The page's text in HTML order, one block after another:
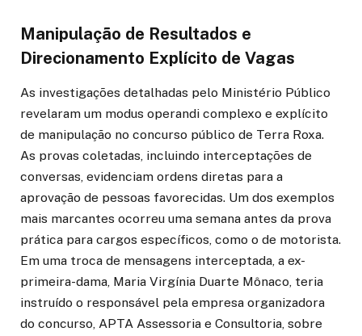
Manipulação de Resultados e
Direcionamento Explícito de Vagas
As investigações detalhadas pelo Ministério Público
revelaram um modus operandi complexo e explícito
de manipulação no concurso público de Terra Roxa.
As provas coletadas, incluindo interceptações de
conversas, evidenciam ordens diretas para a
aprovação de pessoas favorecidas. Um dos exemplos
mais marcantes ocorreu uma semana antes da prova
prática para cargos específicos, como o de motorista.
Em uma troca de mensagens interceptada, a ex-
primeira-dama, Maria Virgínia Duarte Mônaco, teria
instruído o responsável pela empresa organizadora
do concurso, APTA Assessoria e Consultoria, sobre